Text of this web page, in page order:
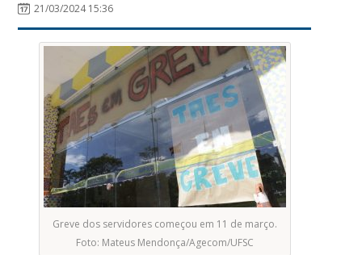
21/03/2024 15:36
Greve dos servidores começou em 11 de março.
Foto: Mateus Mendonça/Agecom/UFSC